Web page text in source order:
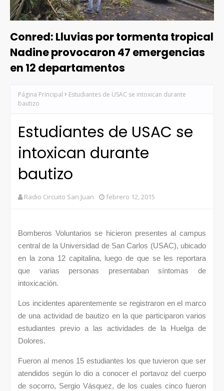
Conred: Lluvias por tormenta tropical
Nadine provocaron 47 emergencias
en 12 departamentos
Página Principal
Estudiantes de USAC se intoxican durante
bautizo
Estudiantes de USAC se
intoxican durante
bautizo
Radio Circuito San Juan febrero 12, 2015
Bomberos Voluntarios se hicieron presentes al campus
central de la Universidad de San Carlos (USAC), ubicado
en la zona 12 capitalina, luego de que se les reportara
que varias personas presentaban síntomas de
intoxicación.
Los incidentes aparentemente se registraron en el marco
de una actividad de bautizo en la que participaron varios
estudiantes previo a las actividades de la Huelga de
Dolores.
Fueron al menos 15 estudiantes los que tuvieron que ser
atendidos según lo dio a conocer el portavoz del cuerpo
de socorro, Sergio Vásquez, de los cuales cinco fueron